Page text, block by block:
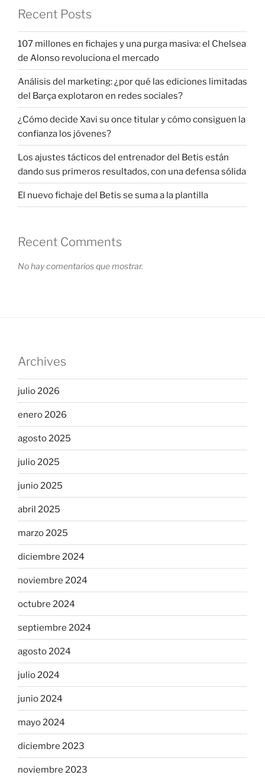
Recent Posts
107 millones en fichajes y una purga masiva: el Chelsea
de Alonso revoluciona el mercado
Análisis del marketing: ¿por qué las ediciones limitadas
del Barça explotaron en redes sociales?
¿Cómo decide Xavi su once titular y cómo consiguen la
confianza los jóvenes?
Los ajustes tácticos del entrenador del Betis están
dando sus primeros resultados, con una defensa sólida
El nuevo fichaje del Betis se suma a la plantilla
Recent Comments
No hay comentarios que mostrar.
Archives
julio 2026
enero 2026
agosto 2025
julio 2025
junio 2025
abril 2025
marzo 2025
diciembre 2024
noviembre 2024
octubre 2024
septiembre 2024
agosto 2024
julio 2024
junio 2024
mayo 2024
diciembre 2023
noviembre 2023